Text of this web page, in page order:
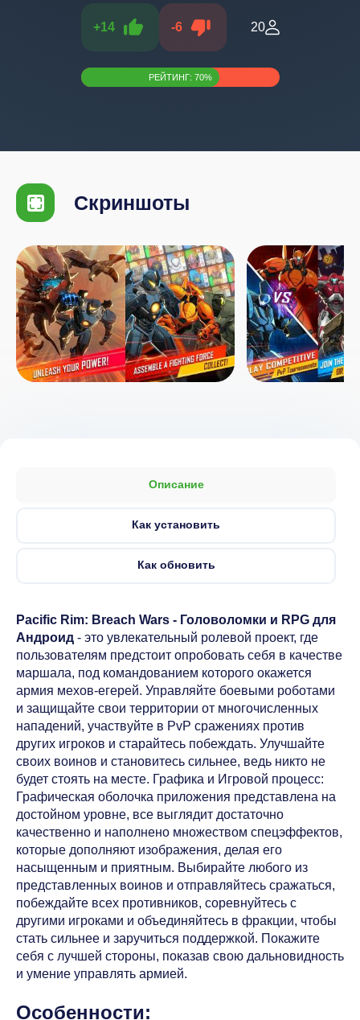
+14 -6 20
РЕЙТИНГ: 70%
Скриншоты
Описание
Как установить
Как обновить
Pacific Rim: Breach Wars - Головоломки и RPG для
Андроид - это увлекательный ролевой проект, где
пользователям предстоит опробовать себя в качестве
маршала, под командованием которого окажется
армия мехов-егерей. Управляйте боевыми роботами
и защищайте свои территории от многочисленных
нападений, участвуйте в PvP сражениях против
других игроков и старайтесь побеждать. Улучшайте
своих воинов и становитесь сильнее, ведь никто не
будет стоять на месте. Графика и Игровой процесс:
Графическая оболочка приложения представлена на
достойном уровне, все выглядит достаточно
качественно и наполнено множеством спецэффектов,
которые дополняют изображения, делая его
насыщенным и приятным. Выбирайте любого из
представленных воинов и отправляйтесь сражаться,
побеждайте всех противников, соревнуйтесь с
другими игроками и объединяйтесь в фракции, чтобы
стать сильнее и заручиться поддержкой. Покажите
себя с лучшей стороны, показав свою дальновидность
и умение управлять армией.
Особенности: